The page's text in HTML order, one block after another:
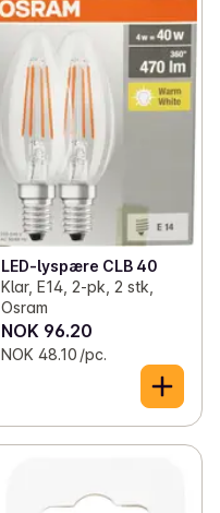
LED-lyspære CLB 40
Klar, E14, 2-pk, 2 stk,
Osram
NOK 96.20
NOK 48.10 /pc.